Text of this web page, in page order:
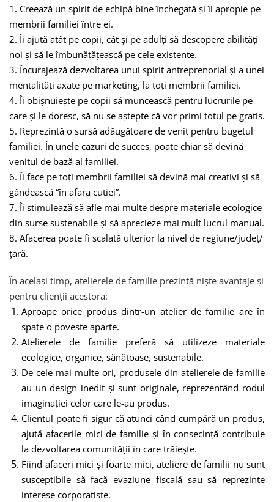
1. Creează un spirit de echipă bine închegată și îi apropie pe
membrii familiei între ei.
2.Îi ajută atât pe copii, cât și pe adulți să descopere abilități
noi și să le îmbunătățească pe cele existente.
3.Încurajează dezvoltarea unui spirit antreprenorial și a unei
mentalități axate pe marketing, la toți membrii familiei.
4.Îi obișnuiește pe copii să muncească pentru lucrurile pe
care și le doresc, să nu se aștepte că vor primi totul pe gratis.
5. Reprezintă o sursă adăugătoare de venit pentru bugetul
familiei. În unele cazuri de succes, poate chiar să devină
venitul de bază al familiei.
6.Îi face pe toți membrii familiei să devină mai creativi și să
gândească “în afara cutiei”.
7.Îi stimulează să afle mai multe despre materiale ecologice
din surse sustenabile și să aprecieze mai mult lucrul manual.
8. Afacerea poate fi scalată ulterior la nivel de regiune/județ/
țară.
În același timp, atelierele de familie prezintă niște avantaje și
pentru clienții acestora:
Aproape orice produs dintr-un atelier de familie are în
spate o poveste aparte.
Atelierele de familie preferă să utilizeze materiale
ecologice, organice, sănătoase, sustenabile.
De cele mai multe ori, produsele din atelierele de familie
au un design inedit și sunt originale, reprezentând rodul
imaginației celor care le-au produs.
Clientul poate fi sigur că atunci când cumpără un produs,
ajută afacerile mici de familie și în consecință contribuie
la dezvoltarea comunității în care trăiește.
Fiind afaceri mici și foarte mici, ateliere de familii nu sunt
susceptibile să facă evaziune fiscală sau să reprezinte
interese corporatiste.